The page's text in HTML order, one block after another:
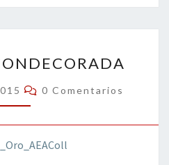
p
ar
tir
CONDECORADA
Comentarios
0 Comentarios